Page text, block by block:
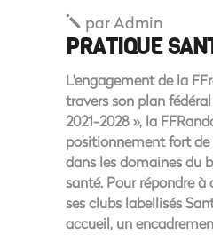
parAdmin
PRATIQUE
L'engagement de la
travers son plan
2021-2028 », la
positionnement fort
dans les domaines du
santé. Pour répondre à
ses clubs labellisés
accueil, un